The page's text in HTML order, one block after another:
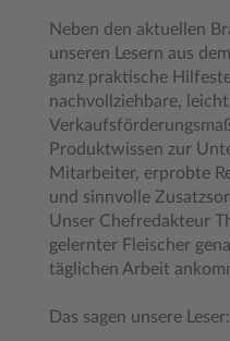
Neben den aktuellen
unseren Lesern aus
ganz praktische
nachvollziehbare,
Produktwissen zur
Mitarbeiter, erprobte
und sinnvolle
Unser Chefredakteur
gelernter Fleischer
täglichen Arbeit
Das sagen unsere Leser: